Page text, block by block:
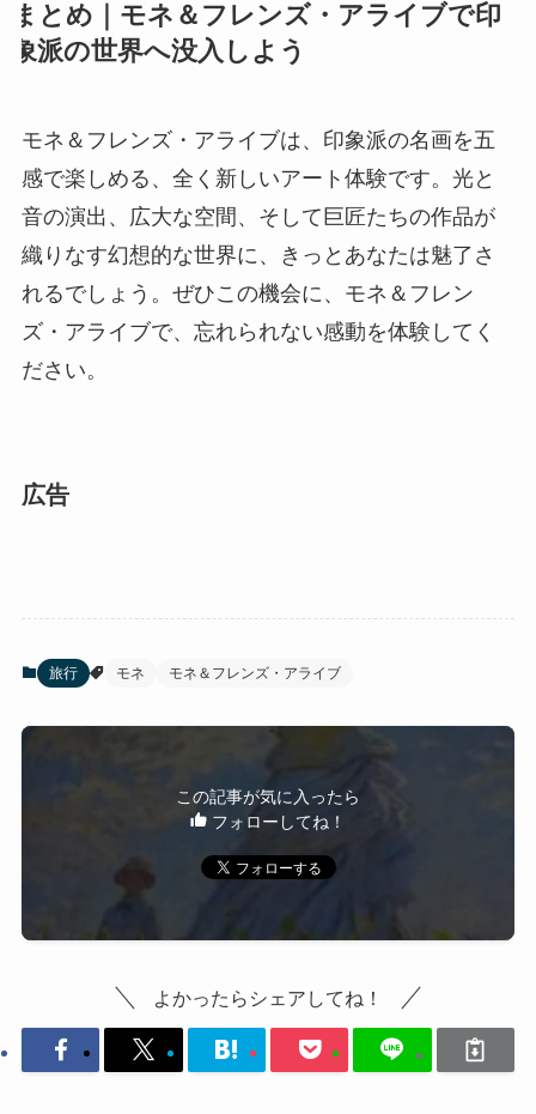
まとめ｜モネ＆フレンズ・アライブで印
象派の世界へ没入しよう
モネ＆フレンズ・アライブは、印象派の名画を五
感で楽しめる、全く新しいアート体験です。光と
音の演出、広大な空間、そして巨匠たちの作品が
織りなす幻想的な世界に、きっとあなたは魅了さ
れるでしょう。ぜひこの機会に、モネ＆フレン
ズ・アライブで、忘れられない感動を体験してく
ださい。
広告
旅行 モネ モネ＆フレンズ・アライブ
この記事が気に入ったら
フォローしてね！
よかったらシェアしてね！